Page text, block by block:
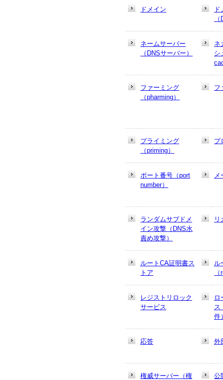
ドメイン
ネームサーバー
（DNSサーバー）
ネ
シ
ファーミング
（pharming）
フ
プライミング
（priming）
プ
ポート番号（port
number）
メ
ランダムサブドメ
イン攻撃（DNS水
責め攻撃）
リ
ルートCA証明書ス
トア
ル
レジストリロック
サービス
ロ
ス
件
応答 外
権威サーバー（権
公